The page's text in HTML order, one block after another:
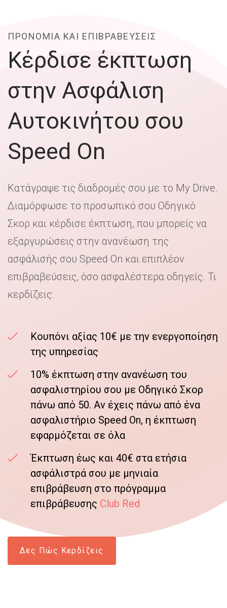
ΠΡΟΝΟΜΙΑ ΚΑΙ ΕΠΙΒΡΑΒΕΥΣΕΙΣ
Κέρδισε έκπτωση
στην Ασφάλιση
Αυτοκινήτου σου
Speed On
Κατάγραψε τις διαδρομές σου με το My Drive.
Διαμόρφωσε το προσωπικό σου Οδηγικό
Σκορ και κέρδισε έκπτωση, που μπορείς να
εξαργυρώσεις στην ανανέωση της
ασφάλισής σου Speed On και επιπλέον
επιβραβεύσεις, όσο ασφαλέστερα οδηγείς. Τι
κερδίζεις:
Κουπόνι αξίας 10€ με την ενεργοποίηση
της υπηρεσίας
10% έκπτωση στην ανανέωση του
ασφαλιστηρίου σου με Οδηγικό Σκορ
πάνω από 50. Αν έχεις πάνω από ένα
ασφαλιστήριο Speed On, η έκπτωση
εφαρμόζεται σε όλα
Έκπτωση έως και 40€ στα ετήσια
ασφάλιστρά σου με μηνιαία
επιβράβευση στο πρόγραμμα
επιβράβευσης Club Red
Δες Πώς Κερδίζεις